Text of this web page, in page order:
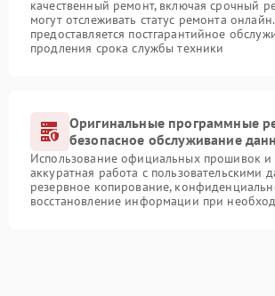
качественный ремонт, включая срочный
могут отслеживать статус ремонта
предоставляется постгарантийное
продления срока службы техники
Оригинальные программные
безопасное обслуживание
Использование официальных прошивок и
аккуратная работа с пользовательскими
резервное копирование,
восстановление информации при